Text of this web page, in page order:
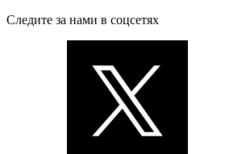
Следите за нами в соцсетях